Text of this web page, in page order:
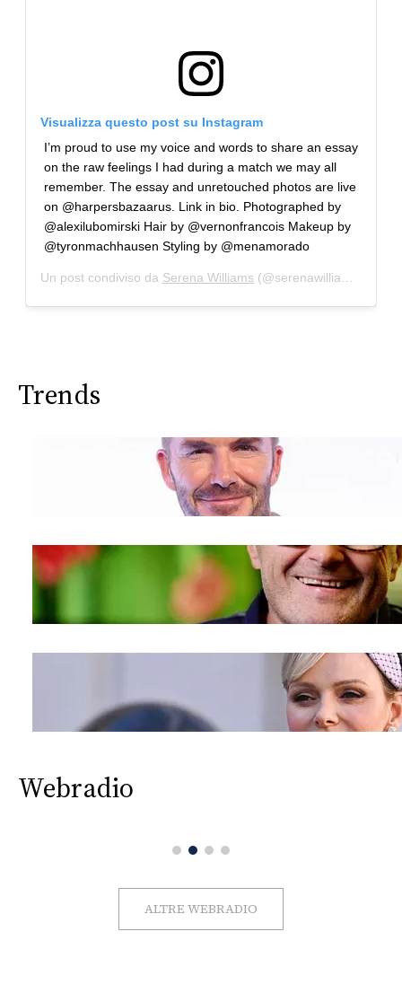
Visualizza questo post su Instagram
I’m proud to use my voice and words to share an essay
on the raw feelings I had during a match we may all
remember. The essay and unretouched photos are live
on @harpersbazaarus. Link in bio. Photographed by
@alexilubomirski Hair by @vernonfrancois Makeup by
@tyronmachhausen Styling by @menamorado
Un post condiviso da Serena Williams (@serenawilliams) in data:
Trends
Webradio
ALTRE WEBRADIO